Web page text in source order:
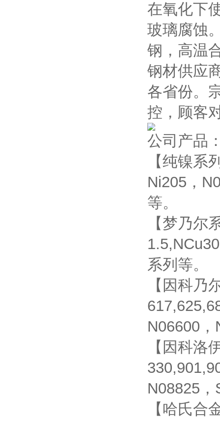
在氧化下
玻璃腐蚀
钢，高温
钢材供应
各省份。
控，顾客
公司产品
【纯镍系
Ni205，
等。
【梦乃尔
系列等。
【因科乃
N06600
【因科洛
N08825
【哈氏合